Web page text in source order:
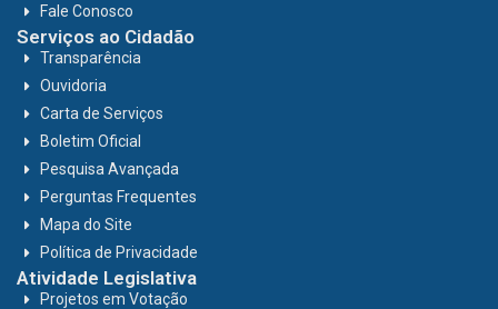
Fale Conosco
Serviços ao Cidadão
Transparência
Ouvidoria
Carta de Serviços
Boletim Oficial
Pesquisa Avançada
Perguntas Frequentes
Mapa do Site
Política de Privacidade
Atividade Legislativa
Projetos em Votação